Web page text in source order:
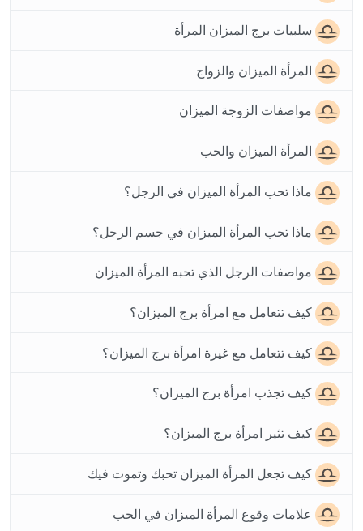
سلبيات برج الميزان المرأة
المرأة الميزان والزواج
مواصفات الزوجة الميزان
المرأة الميزان والحب
ماذا تحب المرأة الميزان في الرجل؟
ماذا تحب المرأة الميزان في جسم الرجل؟
مواصفات الرجل الذي تحبه المرأة الميزان
كيف تتعامل مع امرأة برج الميزان؟
كيف تتعامل مع غيرة امرأة برج الميزان؟
كيف تجذب امرأة برج الميزان؟
كيف تثير امرأة برج الميزان؟
كيف تجعل المرأة الميزان تحبك وتموت فيك
علامات وقوع المرأة الميزان في الحب